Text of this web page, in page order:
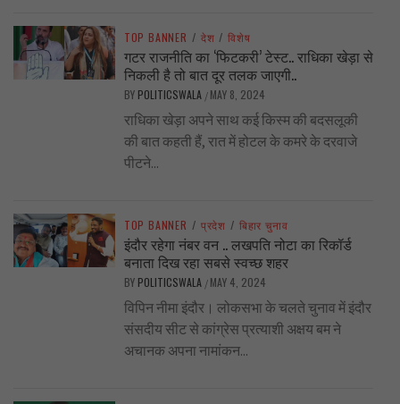
TOP BANNER / देश / विशेष
गटर राजनीति का ‘फिटकरी’ टेस्ट.. राधिका खेड़ा से
निकली है तो बात दूर तलक जाएगी..
BY POLITICSWALA / MAY 8, 2024
राधिका खेड़ा अपने साथ कई किस्म की बदसलूकी
की बात कहती हैं, रात में होटल के कमरे के दरवाजे
पीटने...
TOP BANNER / प्रदेश / बिहार चुनाव
इंदौर रहेगा नंबर वन .. लखपति नोटा का रिकॉर्ड
बनाता दिख रहा सबसे स्वच्छ शहर
BY POLITICSWALA / MAY 4, 2024
विपिन नीमा इंदौर। लोकसभा के चलते चुनाव में इंदौर
संसदीय सीट से कांग्रेस प्रत्याशी अक्षय बम ने
अचानक अपना नामांकन...